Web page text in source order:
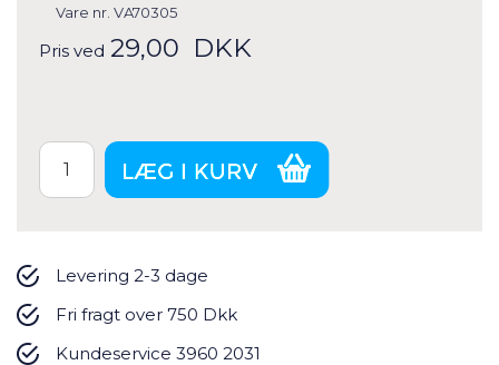
Vare nr. VA70305
Pris ved 29,00 DKK
Levering 2-3 dage
Fri fragt over 750 Dkk
Kundeservice 3960 2031